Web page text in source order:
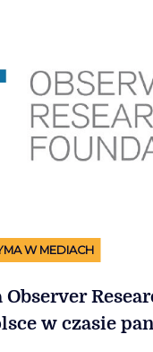
W MEDIACH
w czasie